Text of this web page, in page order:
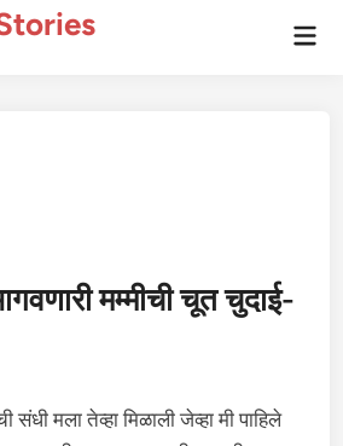
मम्मीची चूत चुदाई-
संधी मला तेव्हा मिळाली जेव्हा मी पाहिले